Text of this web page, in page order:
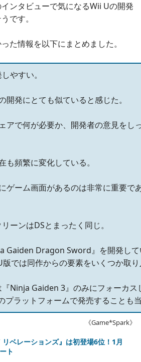
ンタビューで気になるWii Uの開発
です。
た情報を以下にまとめました。
やすい。
開発にとても似ていると感じた。
アで何が必要か、開発者の意見をし
も頻繁に変化している。
ゲーム画面があるのは非常に重要で
ーンはDSとまったく同じ。
Gaiden Dragon Sword』を開発し
では同作からの要素をいくつか取
Ninja Gaiden 3』のみにフォーカス
プラットフォームで発売することも
《Game*Spark》
ベレーションズ』は初登場6位！1月
ト